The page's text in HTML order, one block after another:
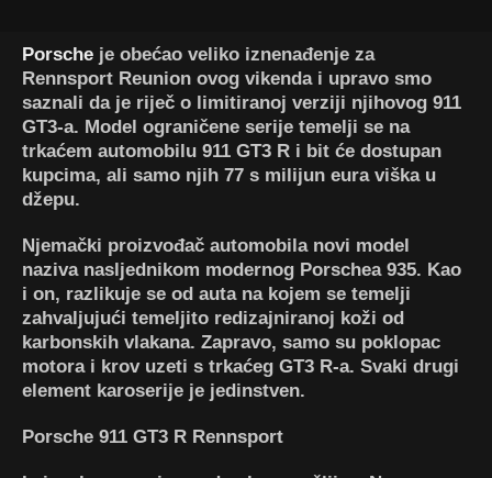
Porsche je obećao veliko iznenađenje za
Rennsport Reunion ovog vikenda i upravo smo
saznali da je riječ o limitiranoj verziji njihovog 911
GT3-a. Model ograničene serije temelji se na
trkaćem automobilu 911 GT3 R i bit će dostupan
kupcima, ali samo njih 77 s milijun eura viška u
džepu.
Njemački proizvođač automobila novi model
naziva nasljednikom modernog Porschea 935. Kao
i on, razlikuje se od auta na kojem se temelji
zahvaljujući temeljito redizajniranoj koži od
karbonskih vlakana. Zapravo, samo su poklopac
motora i krov uzeti s trkaćeg GT3 R-a. Svaki drugi
element karoserije je jedinstven.
Porsche 911 GT3 R Rennsport